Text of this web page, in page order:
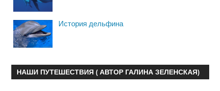
История дельфина
НАШИ ПУТЕШЕСТВИЯ ( АВТОР ГАЛИНА ЗЕЛЕНСКАЯ)